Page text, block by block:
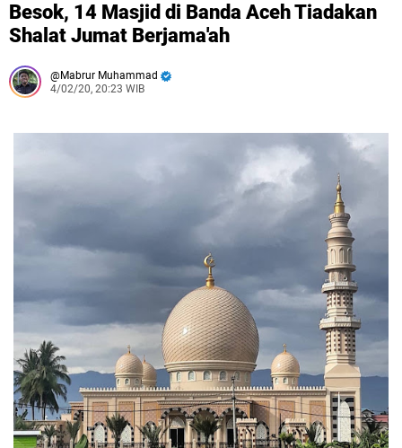
Besok, 14 Masjid di Banda Aceh Tiadakan
Shalat Jumat Berjama'ah
Mabrur Muhammad
4/02/20, 20:23 WIB